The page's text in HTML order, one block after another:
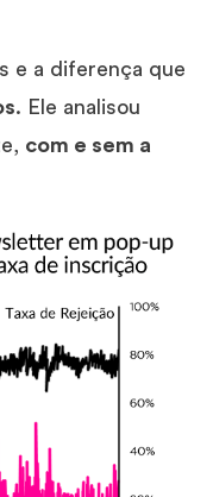
e a diferença que
. Ele analisou
com e sem a